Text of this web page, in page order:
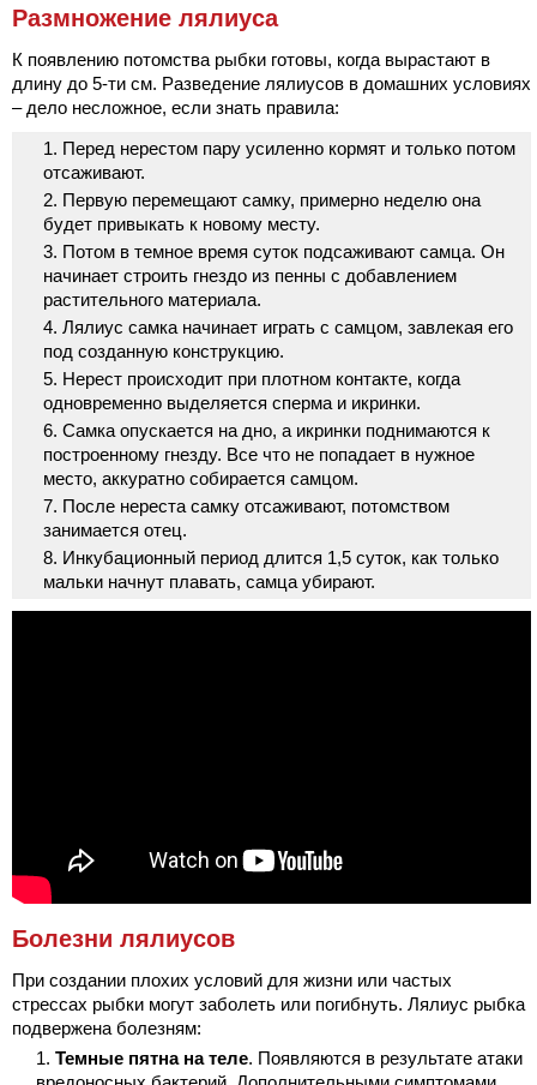
Размножение лялиуса
К появлению потомства рыбки готовы, когда вырастают в
длину до 5-ти см. Разведение лялиусов в домашних условиях
– дело несложное, если знать правила:
Перед нерестом пару усиленно кормят и только потом
отсаживают.
Первую перемещают самку, примерно неделю она
будет привыкать к новому месту.
Потом в темное время суток подсаживают самца. Он
начинает строить гнездо из пенны с добавлением
растительного материала.
Лялиус самка начинает играть с самцом, завлекая его
под созданную конструкцию.
Нерест происходит при плотном контакте, когда
одновременно выделяется сперма и икринки.
Самка опускается на дно, а икринки поднимаются к
построенному гнезду. Все что не попадает в нужное
место, аккуратно собирается самцом.
После нереста самку отсаживают, потомством
занимается отец.
Инкубационный период длится 1,5 суток, как только
мальки начнут плавать, самца убирают.
Болезни лялиусов
При создании плохих условий для жизни или частых
стрессах рыбки могут заболеть или погибнуть. Лялиус рыбка
подвержена болезням:
Темные пятна на теле. Появляются в результате атаки